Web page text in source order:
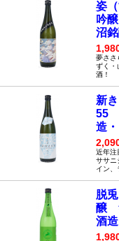
姿
吟
沼
夢ささ
ずく・
酒！
新
55
造・
近年注
ササニ
イン、
脱
醸
酒造